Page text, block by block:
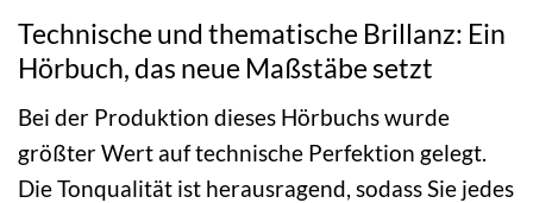
Technische und thematische Brillanz: Ein
Hörbuch, das neue Maßstäbe setzt
Bei der Produktion dieses Hörbuchs wurde
größter Wert auf technische Perfektion gelegt.
Die Tonqualität ist herausragend, sodass Sie jedes